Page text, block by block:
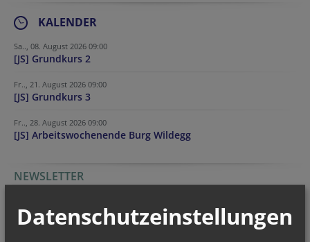
KALENDER
Sa.., 08. August 2026 09:00
[JS] Grundkurs 2
Fr.., 21. August 2026 09:00
[JS] Grundkurs 3
Fr.., 28. August 2026 09:00
[JS] Arbeitswochenende Burg Wildegg
NEWSLETTER
Datenschutzeinstellungen